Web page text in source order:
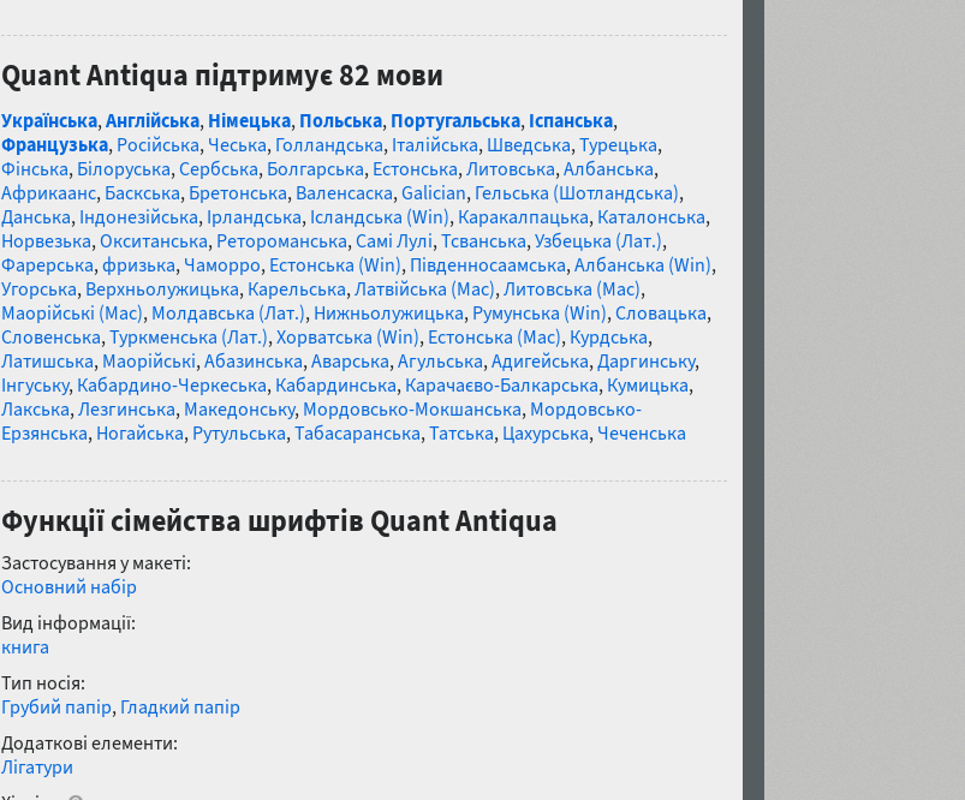
Quant Antiqua підтримує 82 мови
Українська,Англійська, Німецька, Польська, Португальська, Іспанська,
Французька, Російська, Чеська, Голландська, Італійська, Шведська,Турецька,
Фінська, Білоруська,Сербська, Болгарська, Естонська,Литовська,Албанська,
Африкаанс, Баскська, Бретонська, Валенсаска,Galician, Гельська (Шотландська),
Данська, Індонезійська, Ірландська, Ісландська (Win), Каракалпацька, Каталонська,
Норвезька,Окситанська, Ретороманська,Самі Лулі,Тсванська,Узбецька (Лат.),
Фарерська,фризька, Чаморро, Естонська (Win), Південносаамська,Албанська (Win),
Угорська, Верхньолужицька, Карельська,Латвійська (Mac),Литовська (Mac),
Маорійські (Mac), Молдавська (Лат.), Нижньолужицька, Румунська (Win),Словацька,
Словенська,Туркменська (Лат.),Хорватська (Win), Естонська (Mac), Курдська,
Латишська, Маорійські,Абазинська,Аварська,Агульська,Адигейська,Даргинську,
Інгуську, Кабардино-Черкеська, Кабардинська, Карачаєво-Балкарська, Кумицька,
Лакська,Лезгинська, Македонську, Мордовсько-Мокшанська, Мордовсько-
Ерзянська, Ногайська, Рутульська,Табасаранська,Татська, Цахурська, Чеченська
Функції сімейства шрифтів Quant Antiqua
Застосування у макеті:
Основний набір
Вид інформації:
книга
Тип носія:
Грубий папір, Гладкий папір
Додаткові елементи:
Лігатури